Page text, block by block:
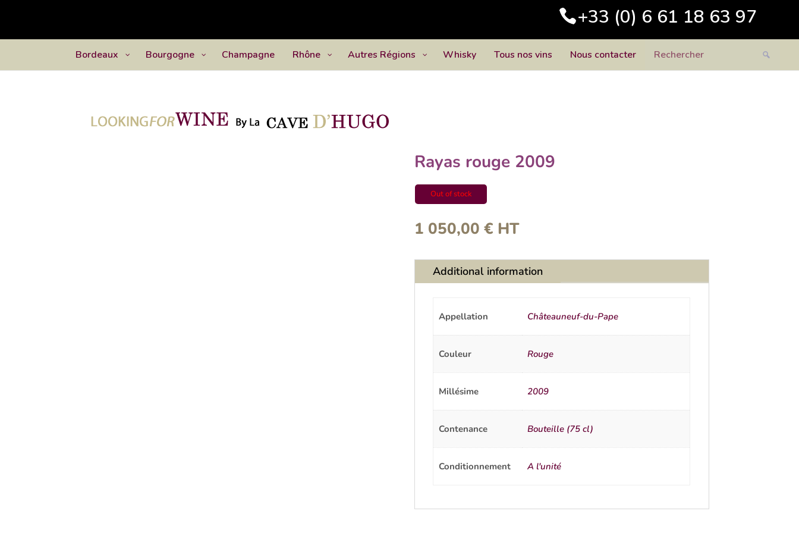
+33 (0) 6 61 18 63 97
Bordeaux Bourgogne Champagne Rhône Autres Régions Whisky Tous nos vins Nous contacter
Rayas rouge 2009
Out of stock
1 050,00 € HT
Additional information
Appellation Châteauneuf-du-Pape
Couleur Rouge
Millésime 2009
Contenance Bouteille (75 cl)
Conditionnement A l'unité